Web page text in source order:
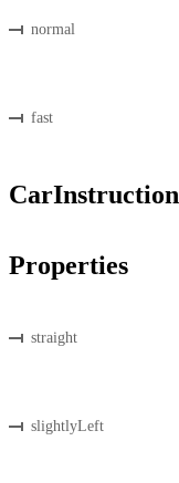
normal
fast
Properties
straight
slightlyLeft